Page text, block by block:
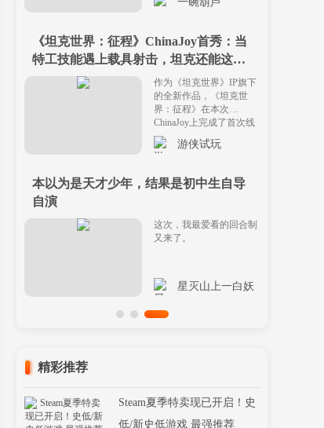
特工技能遇上载具射击，坦克还能这么
开？
作为《坦克世界》IP旗下
的全新作品，《坦克世
界：征程》在本次
ChinaJoy上完成了首次线
下公开亮相。
游侠试玩
本以为是天才少年，结果是初中生自导
自演
低/新史低游戏 最强推荐